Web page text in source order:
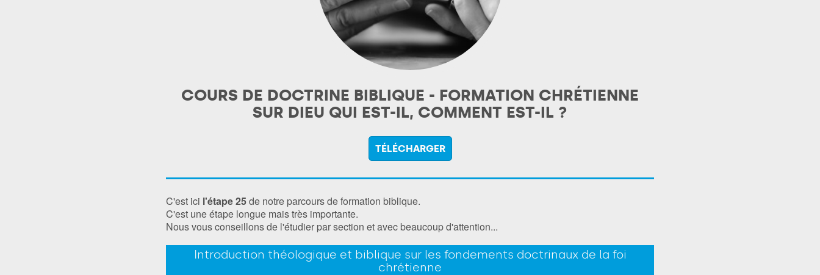
COURS DE DOCTRINE BIBLIQUE - FORMATION CHRÉTIENNE
SUR DIEU QUI EST-IL, COMMENT EST-IL ?
TÉLÉCHARGER
C'est ici l'étape 25de notre parcours de formation biblique.
C'est une étape longue mais très importante.
Nous vous conseillons de l'étudier par section et avec beaucoup d'attention...
Introduction théologique et biblique sur les fondements doctrinaux de la foi
chrétienne